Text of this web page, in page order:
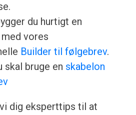
du hurtigt en
vores
Builder til følgebrev.
skal bruge en skabelon
dig eksperttips til at